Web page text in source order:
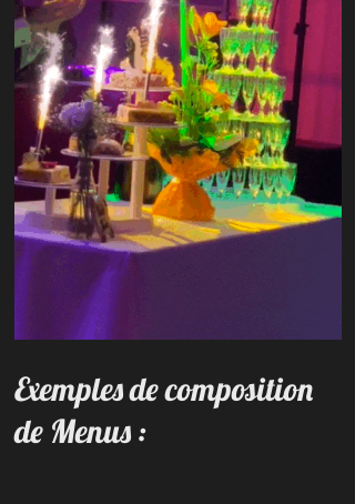
Exemples de composition
de Menus :